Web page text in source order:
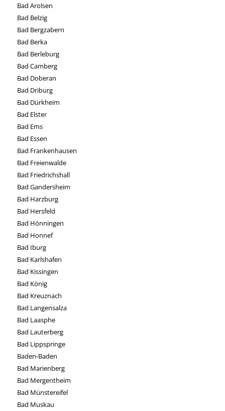
Bad Arolsen
Bad Belzig
Bad Bergzabern
Bad Berka
Bad Berleburg
Bad Camberg
Bad Doberan
Bad Driburg
Bad Dürkheim
Bad Elster
Bad Ems
Bad Essen
Bad Frankenhausen
Bad Freienwalde
Bad Friedrichshall
Bad Gandersheim
Bad Harzburg
Bad Hersfeld
Bad Hönningen
Bad Honnef
Bad Iburg
Bad Karlshafen
Bad Kissingen
Bad König
Bad Kreuznach
Bad Langensalza
Bad Laasphe
Bad Lauterberg
Bad Lippspringe
Baden-Baden
Bad Marienberg
Bad Mergentheim
Bad Münstereifel
Bad Muskau